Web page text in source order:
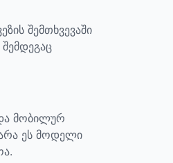
შემთხვევაში
მობილურ
არა ეს მოდელი